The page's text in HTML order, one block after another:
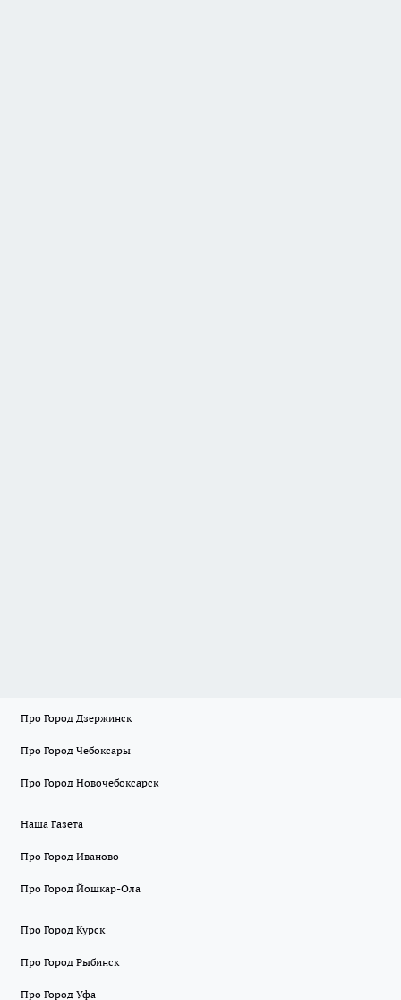
Про Город Дзержинск
Про Город Чебоксары
Про Город Новочебоксарск
Наша Газета
Про Город Иваново
Про Город Йошкар-Ола
Про Город Курск
Про Город Рыбинск
Про Город Уфа